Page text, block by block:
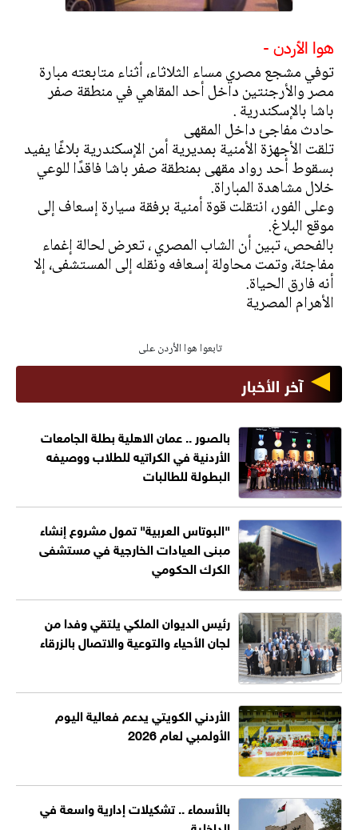
هوا الأردن -
توفي مشجع مصري مساء الثلاثاء، أثناء متابعته مبارة
مصر والأرجنتين داخل أحد المقاهي في منطقة صفر
باشا بالإسكندرية .
حادث مفاجئ داخل المقهى
تلقت الأجهزة الأمنية بمديرية أمن الإسكندرية بلاغًا يفيد
بسقوط أحد رواد مقهى بمنطقة صفر باشا فاقدًا للوعي
خلال مشاهدة المباراة.
وعلى الفور، انتقلت قوة أمنية برفقة سيارة إسعاف إلى
موقع البلاغ.
بالفحص، تبين أن الشاب المصري ، تعرض لحالة إغماء
مفاجئة، وتمت محاولة إسعافه ونقله إلى المستشفى، إلا
أنه فارق الحياة.
الأهرام المصرية
تابعوا هوا الأردن على
آخر الأخبار
بالصور .. عمان الاهلية بطلة الجامعات
الأردنية في الكراتيه للطلاب ووصيفه
البطولة للطالبات
"البوتاس العربية" تمول مشروع إنشاء
مبنى العيادات الخارجية في مستشفى
الكرك الحكومي
رئيس الديوان الملكي يلتقي وفدا من
لجان الأحياء والتوعية والاتصال بالزرقاء
الأردني الكويتي يدعم فعالية اليوم
الأولمبي لعام 2026
بالأسماء .. تشكيلات إدارية واسعة في